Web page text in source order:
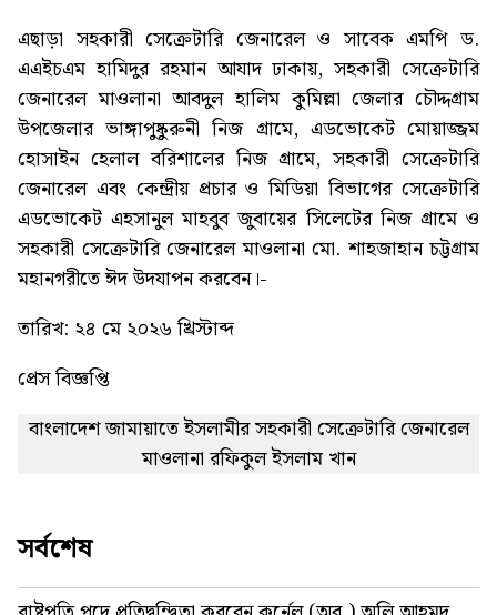
এছাড়া সহকারী সেক্রেটারি জেনারেল ও সাবেক এমপি ড.
এএইচএম হামিদুর রহমান আযাদ ঢাকায়, সহকারী সেক্রেটারি
জেনারেল মাওলানা আবদুল হালিম কুমিল্লা জেলার চৌদ্দগ্রাম
উপজেলার ভাঙ্গাপুষ্কুরুনী নিজ গ্রামে, এডভোকেট মোয়াজ্জম
হোসাইন হেলাল বরিশালের নিজ গ্রামে, সহকারী সেক্রেটারি
জেনারেল এবং কেন্দ্রীয় প্রচার ও মিডিয়া বিভাগের সেক্রেটারি
এডভোকেট এহসানুল মাহবুব জুবায়ের সিলেটের নিজ গ্রামে ও
সহকারী সেক্রেটারি জেনারেল মাওলানা মো. শাহজাহান চট্টগ্রাম
মহানগরীতে ঈদ উদযাপন করবেন।-
তারিখ: ২৪ মে ২০২৬ খ্রিস্টাব্দ
প্রেস বিজ্ঞপ্তি
বাংলাদেশ জামায়াতে ইসলামীর সহকারী সেক্রেটারি জেনারেল
মাওলানা রফিকুল ইসলাম খান
সর্বশেষ